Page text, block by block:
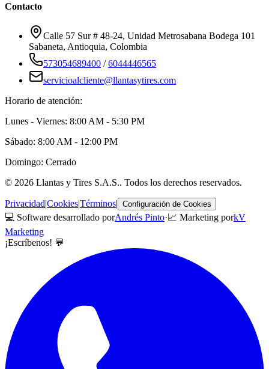
Contacto
Calle 57 Sur # 48-24, Unidad Metrosabana Bodega 101
Sabaneta, Antioquia, Colombia
573054689400 /6044446565
servicioalcliente@llantasytires.com
Horario de atención:
Lunes - Viernes: 8:00 AM - 5:30 PM
Sábado: 8:00 AM - 12:00 PM
Domingo: Cerrado
© 2026 Llantas y Tires S.A.S.. Todos los derechos reservados.
Privacidad|Cookies|Términos| Configuración de Cookies
💻 Software desarrollado porAndrés Pinto·📈 Marketing porkV
Marketing
¡Escríbenos! 💬